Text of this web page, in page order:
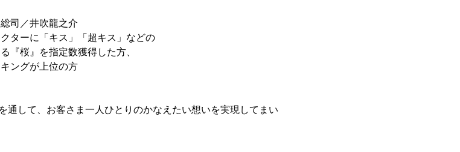
井吹龍之介
ターに「キス」「超キス」などの
を指定数獲得した方、
グが上位の方
通して、お客さま一人ひとりのかなえたい想いを実現してまい